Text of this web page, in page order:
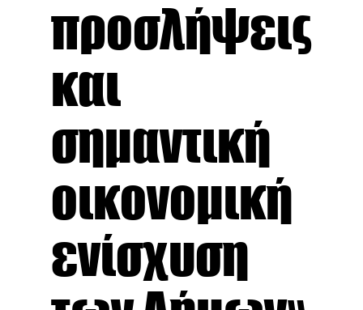
προσλήψεις
και
σημαντική
οικονομική
ενίσχυση